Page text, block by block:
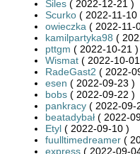
Siles ( 2022-12-21 )
Scurko ( 2022-11-10
owieczka ( 2022-11-
kamilpartyka98 (
pttgm ( 2022-10-21 )
Wismat ( 2022-10-
RadeGast2 ( 2022-
esen ( 2022-09-23 )
bobs ( 2022-09-22 )
pankracy ( 2022-09-
beatadybał ( 2022-
Etyl ( 2022-09-10 )
fuulltimedreamer (
express ( 2022-09-